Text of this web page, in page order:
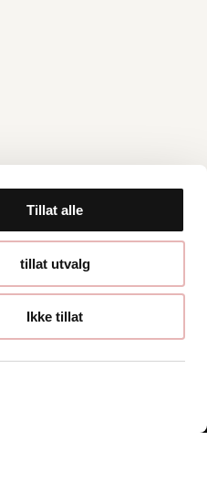
Tillat alle
tillat utvalg
Ikke tillat